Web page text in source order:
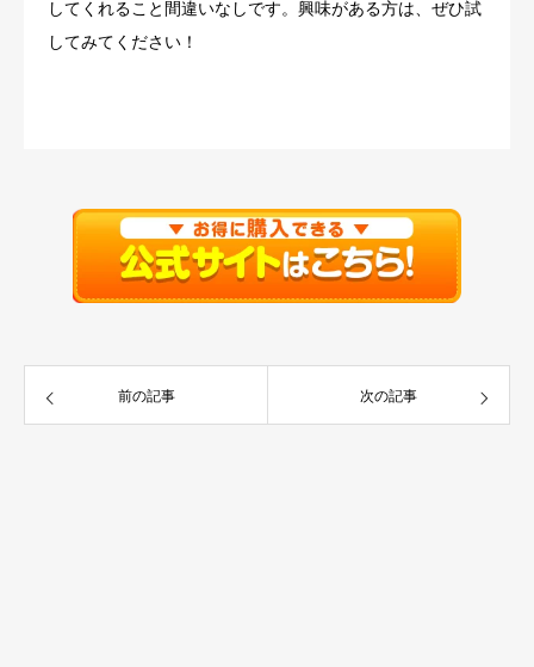
してくれること間違いなしです。興味がある方は、ぜひ試
してみてください！
前の記事 次の記事